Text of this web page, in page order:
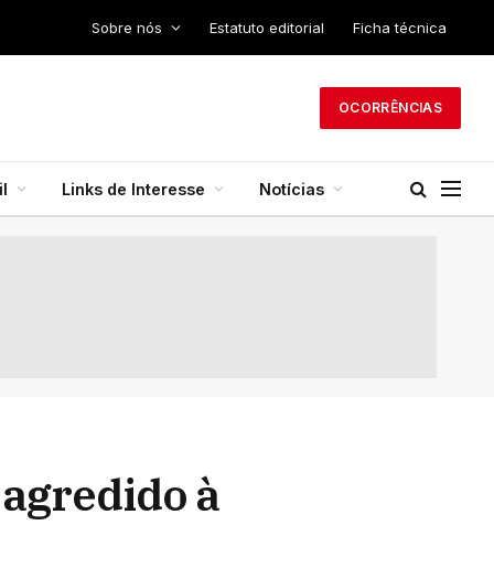
Sobre nós Estatuto editorial Ficha técnica
OCORRÊNCIAS
Links de Interesse Notícias
à